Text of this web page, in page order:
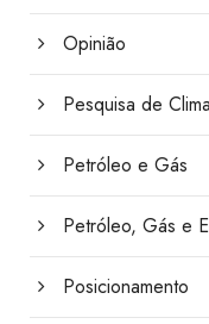
Opinião
Pesquisa de Clima
Petróleo e Gás
Petróleo, Gás e
Posicionamento